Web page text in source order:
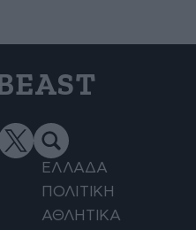
ΕΛΛΑΔΑ
ΠΟΛΙΤΙΚΗ
ΑΘΛΗΤΙΚΑ